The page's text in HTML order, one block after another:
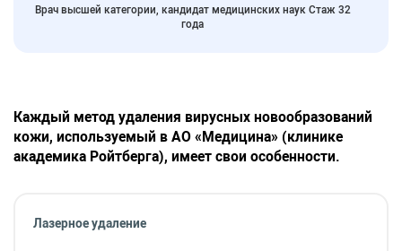
Врач высшей категории, кандидат медицинских наук Стаж 32
года
Каждый метод удаления вирусных новообразований
кожи, используемый в АО «Медицина» (клинике
академика Ройтберга), имеет свои особенности.
Лазерное удаление